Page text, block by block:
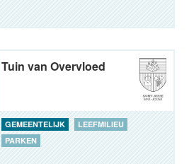
Tuin van Overvloed
GEMEENTELIJK
LEEFMILIEU
PARKEN